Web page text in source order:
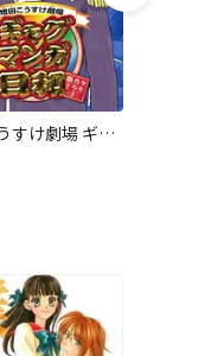
増田こうすけ劇場 ギャグマンガ日和 タテカラー版【タテヨミ】